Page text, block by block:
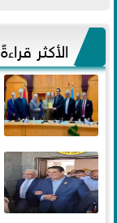
الأكثر قراءةً